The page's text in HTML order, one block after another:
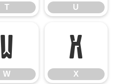
T U
W
W
X
X